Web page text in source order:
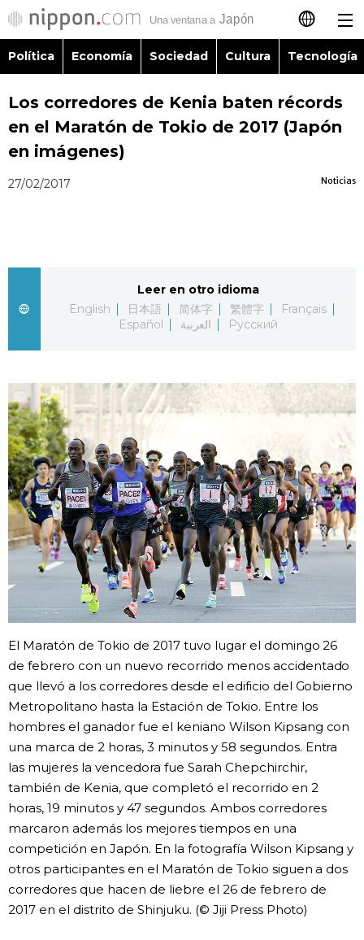
日本語
English
Русский
Política
Vida
Guía de Japón
Vídeos e imágenes
En profundidad
Más
Noticias
Datos de Japón
Fragmentos de Japón
Blog
Tokio
Avisos
official SNS
Política Economía Sociedad Cultura Tecnología
Los corredores de Kenia baten récords
en el Maratón de Tokio de 2017 (Japón
en imágenes)
Noticias
27/02/2017
Leer en otro idioma
English
日本語 简体字 繁體字
Français
Español
العربية Русский
El Maratón de Tokio de 2017 tuvo lugar el domingo 26
de febrero con un nuevo recorrido menos accidentado
que llevó a los corredores desde el edificio del Gobierno
Metropolitano hasta la Estación de Tokio. Entre los
hombres el ganador fue el keniano Wilson Kipsang con
una marca de 2 horas, 3 minutos y 58 segundos. Entra
las mujeres la vencedora fue Sarah Chepchirchir,
también de Kenia, que completó el recorrido en 2
horas, 19 minutos y 47 segundos. Ambos corredores
marcaron además los mejores tiempos en una
competición en Japón. En la fotografía Wilson Kipsang y
otros participantes en el Maratón de Tokio siguen a dos
corredores que hacen de liebre el 26 de febrero de
2017 en el distrito de Shinjuku. (© Jiji Press Photo)